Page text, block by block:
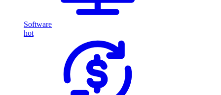
Software
hot